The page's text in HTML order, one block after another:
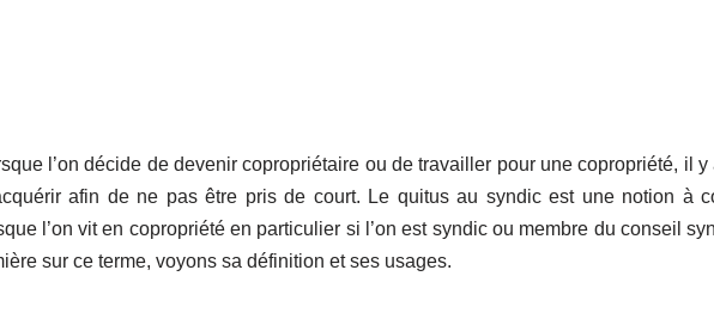
l’on décide de devenir copropriétaire ou de travailler pour une copropriété, il
afin de ne pas être pris de court. Le quitus au syndic est une notion à
l’on vit en copropriété en particulier si l’on est syndic ou membre du conseil
sur ce terme, voyons sa définition et ses usages.